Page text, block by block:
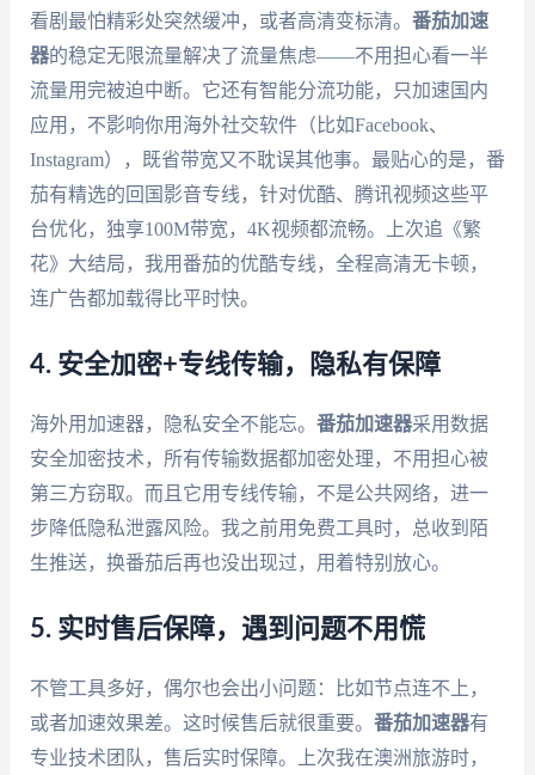
看剧最怕精彩处突然缓冲，或者高清变标清。 番茄加速
器的稳定无限流量解决了流量焦虑——不用担心看一半
流量用完被迫中断。它还有智能分流功能，只加速国内
应用，不影响你用海外社交软件（比如Facebook、
Instagram），既省带宽又不耽误其他事。最贴心的是，番
茄有精选的回国影音专线，针对优酷、腾讯视频这些平
台优化，独享100M带宽，4K视频都流畅。上次追《繁
花》大结局，我用番茄的优酷专线，全程高清无卡顿，
连广告都加载得比平时快。
4. 安全加密+专线传输，隐私有保障
海外用加速器，隐私安全不能忘。 番茄加速器采用数据
安全加密技术，所有传输数据都加密处理，不用担心被
第三方窃取。而且它用专线传输，不是公共网络，进一
步降低隐私泄露风险。我之前用免费工具时，总收到陌
生推送，换番茄后再也没出现过，用着特别放心。
5. 实时售后保障，遇到问题不用慌
不管工具多好，偶尔也会出小问题：比如节点连不上，
或者加速效果差。这时候售后就很重要。 番茄加速器有
专业技术团队，售后实时保障。上次我在澳洲旅游时，